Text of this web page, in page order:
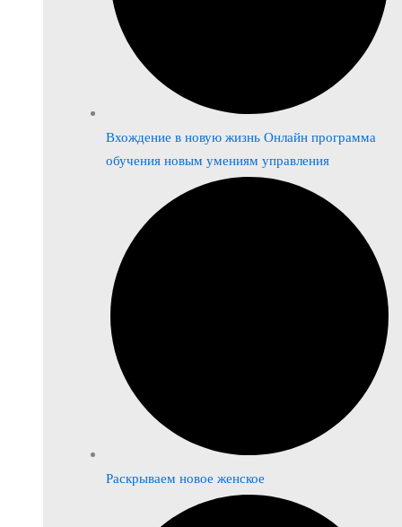
Вхождение в новую жизнь Онлайн программа
обучения новым умениям управления
Раскрываем новое женское